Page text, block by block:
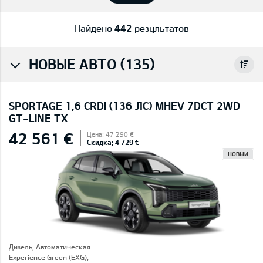
Найдено 442 результатов
НОВЫЕ АВТО (135)
SPORTAGE 1,6 CRDI (136 ЛС) MHEV 7DCT 2WD
GT-LINE TX
42 561 € Цена: 47 290 €
Скидка: 4 729 €
НОВЫЙ
Дизель, Автоматическая
Experience Green (EXG),